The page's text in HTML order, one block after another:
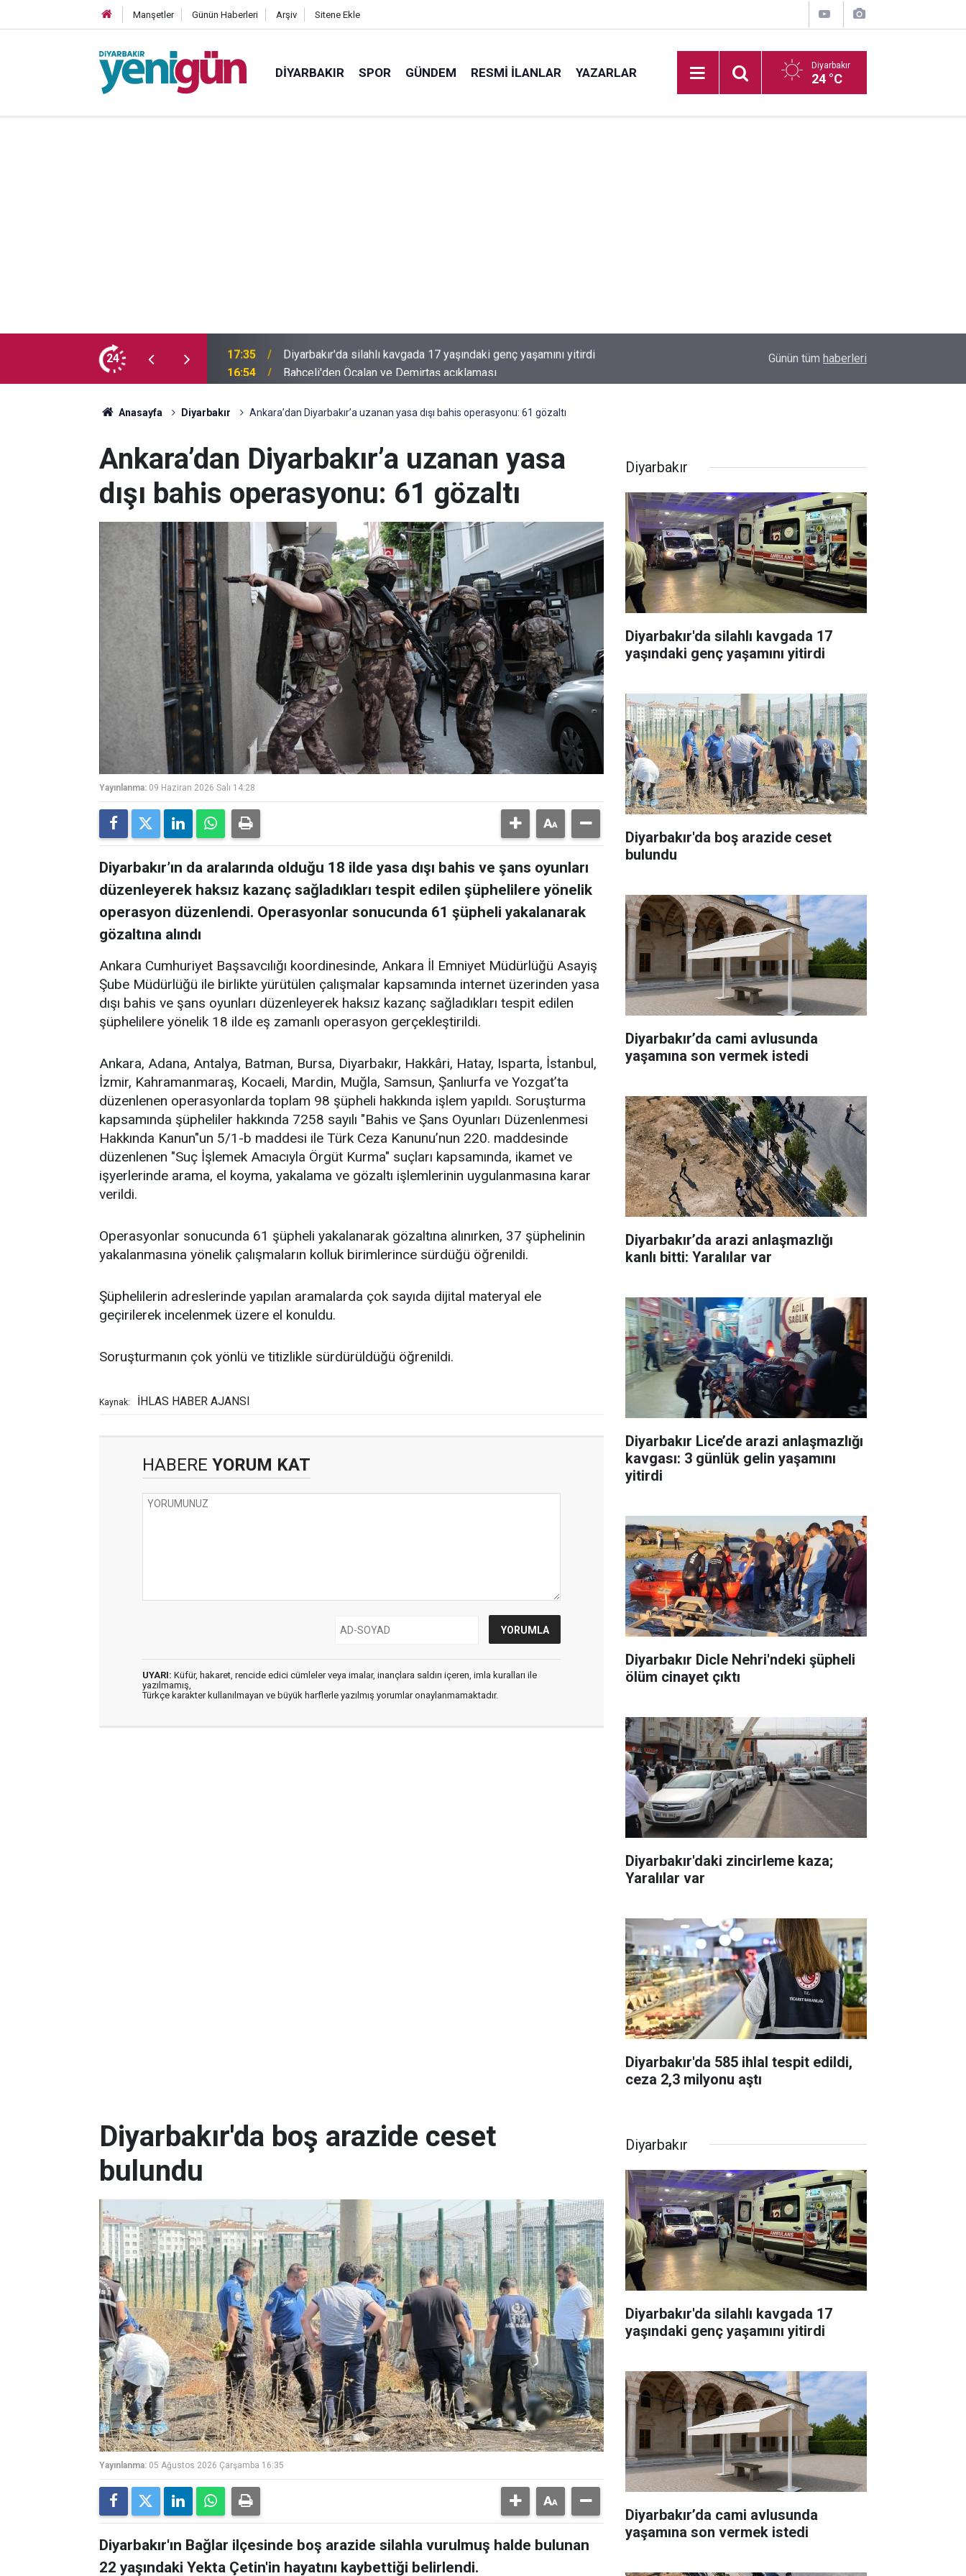
Manşetler Günün Haberleri Arşiv Sitene Ekle
DIYARBAKIR SPOR GÜNDEM RESMI İLANLAR YAZARLAR Diyarbakır
24 °C
24
genç yaşamını yitirdi 16:54 Bahceli'den Öcalan ve Demirtaş açıklaması Diyarbakır'da boş arazide ceset bulundu
Günün tüm haberleri
Anasayfa Diyarbakır Ankara’dan Diyarbakır’a uzanan yasa dışı bahis operasyonu: 61 gözaltı
Ankara’dan Diyarbakır’a uzanan yasa
dışı bahis operasyonu: 61 gözaltı
Yayınlanma: 09 Haziran 2026 Salı 14:28
Diyarbakır’ın da aralarında olduğu 18 ilde yasa dışı bahis ve şans oyunları
düzenleyerek haksız kazanç sağladıkları tespit edilen şüphelilere yönelik
operasyon düzenlendi. Operasyonlar sonucunda 61 şüpheli yakalanarak
gözaltına alındı
Ankara Cumhuriyet Başsavcılığı koordinesinde, Ankara İl Emniyet Müdürlüğü Asayiş
Şube Müdürlüğü ile birlikte yürütülen çalışmalar kapsamında internet üzerinden yasa
dışı bahis ve şans oyunları düzenleyerek haksız kazanç sağladıkları tespit edilen
şüphelilere yönelik 18 ilde eş zamanlı operasyon gerçekleştirildi.
Ankara, Adana, Antalya, Batman, Bursa, Diyarbakır, Hakkâri, Hatay, Isparta, İstanbul,
İzmir, Kahramanmaraş, Kocaeli, Mardin, Muğla, Samsun, Şanlıurfa ve Yozgat’ta
düzenlenen operasyonlarda toplam 98 şüpheli hakkında işlem yapıldı. Soruşturma
kapsamında şüpheliler hakkında 7258 sayılı "Bahis ve Şans Oyunları Düzenlenmesi
Hakkında Kanun"un 5/1-b maddesi ile Türk Ceza Kanunu’nun 220. maddesinde
düzenlenen "Suç İşlemek Amacıyla Örgüt Kurma" suçları kapsamında, ikamet ve
işyerlerinde arama, el koyma, yakalama ve gözaltı işlemlerinin uygulanmasına karar
verildi.
Operasyonlar sonucunda 61 şüpheli yakalanarak gözaltına alınırken, 37 şüphelinin
yakalanmasına yönelik çalışmaların kolluk birimlerince sürdüğü öğrenildi.
Şüphelilerin adreslerinde yapılan aramalarda çok sayıda dijital materyal ele
geçirilerek incelenmek üzere el konuldu.
Soruşturmanın çok yönlü ve titizlikle sürdürüldüğü öğrenildi.
Kaynak: İHLAS HABER AJANSI
HABERE YORUM KAT
UYARI: Küfür, hakaret, rencide edici cümleler veya imalar, inançlara saldırı içeren, imla kuralları ile
yazılmamış,
Türkçe karakter kullanılmayan ve büyük harflerle yazılmış yorumlar onaylanmamaktadır.
Diyarbakır
Diyarbakır'da silahlı kavgada 17
yaşındaki genç yaşamını yitirdi
Diyarbakır'da boş arazide ceset
bulundu
Diyarbakır’da cami avlusunda
yaşamına son vermek istedi
Diyarbakır’da arazi anlaşmazlığı
kanlı bitti: Yaralılar var
Diyarbakır Lice’de arazi anlaşmazlığı
kavgası: 3 günlük gelin yaşamını
yitirdi
Diyarbakır Dicle Nehri'ndeki şüpheli
ölüm cinayet çıktı
Diyarbakır'daki zincirleme kaza;
Yaralılar var
Diyarbakır'da 585 ihlal tespit edildi,
ceza 2,3 milyonu aştı
Diyarbakır'da boş arazide ceset
bulundu
Yayınlanma: 05 Ağustos 2026 Çarşamba 16:35
Diyarbakır'ın Bağlar ilçesinde boş arazide silahla vurulmuş halde bulunan
22 yaşındaki Yekta Çetin'in hayatını kaybettiği belirlendi.
Diyarbakır
Diyarbakır'da silahlı kavgada 17
yaşındaki genç yaşamını yitirdi
Diyarbakır’da cami avlusunda
yaşamına son vermek istedi